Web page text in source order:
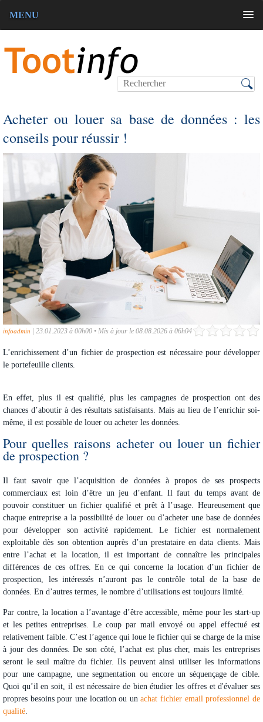
MENU
Acheter ou louer sa base de données : les
conseils pour réussir !
infoadmin | 23.01.2023 à 00h00 • Mis à jour le 08.08.2026 à 06h04
L’enrichissement d’un fichier de prospection est nécessaire pour développer
le portefeuille clients
En effet, plus il est qualifié, plus les campagnes de prospection ont des
chances d’aboutir à des résultats satisfaisants. Mais au lieu de l’enrichir soi-
même, il est possible de louer ou acheter les données.
Pour quelles raisons acheter ou louer un fichier
de prospection ?
Il faut savoir que l’acquisition de données à propos de ses prospects
commerciaux est loin d’être un jeu d’enfant. Il faut du temps avant de
pouvoir constituer un fichier qualifié et prêt à l’usage. Heureusement que
chaque entreprise a la possibilité de louer ou d’acheter une base de données
pourdévelopper son activitérapidement. Le fichier est normalement
exploitable dès son obtention auprès d’un prestataire en data clients. Mais
entre l’achat et la location, il est important de connaître les principales
différences de ces offres. En ce qui concerne la location d’un fichier de
prospection, les intéressés n’auront pas le contrôle total de la base de
données. En d’autres termes, le nombre d’utilisations est toujours limité.
Par contre, la location a l’avantage d’être accessible, même pour les start-up
et les petites entreprises. Le coup par mail envoyé ou appel effectué est
relativement faible. C’est l’agence qui loue le fichier qui se charge de la mise
à jour des données. De son côté, l’achat est plus cher, mais les entreprises
seront le seul maître du fichier. Ils peuvent ainsi utiliser les informations
pour une campagne, une segmentation ou encore un séquençage de cible.
Quoi qu’il en soit, il est nécessaire de bien étudier les offres et d'évaluer ses
propres besoins pour une location ou unachat fichier email professionnel de
qualité